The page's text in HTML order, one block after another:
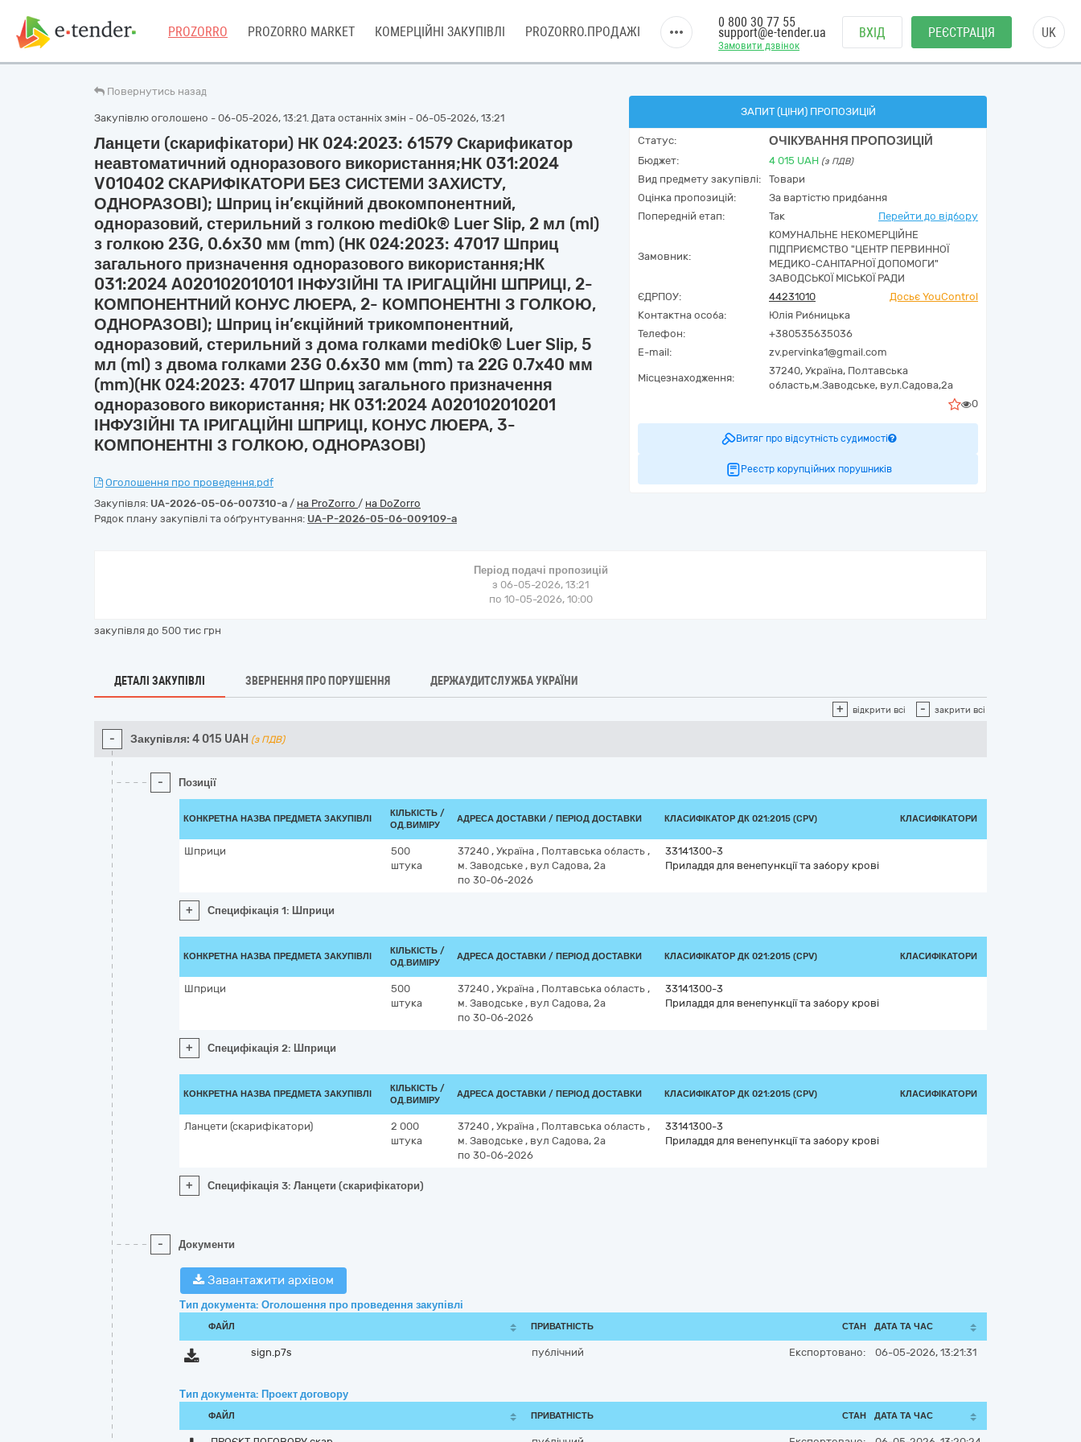
PROZORRO PROZORRO MARKET КОМЕРЦІЙНІ ЗАКУПІВЛІ PROZORRO.ПРОДАЖІ
Замовити дзвінок
0 800 30 77 55
support@e-tender.ua ВХІД РЕЄСТРАЦІЯ UK
Повернутись назад
Закупівлю оголошено - 06-05-2026, 13:21. Дата останніх змін - 06-05-2026, 13:21
Ланцети (скарифікатори) НК 024:2023: 61579 Скарификатор
неавтоматичний одноразового використання;НК 031:2024
V010402 СКАРИФІКАТОРИ БЕЗ СИСТЕМИ ЗАХИСТУ,
ОДНОРАЗОВІ); Шприц ін’єкційний двокомпонентний,
одноразовий, стерильний з голкою mediOk® Luer Slip, 2 мл (ml)
з голкою 23G, 0.6x30 мм (mm) (НК 024:2023: 47017 Шприц
загального призначення одноразового використання;НК
031:2024 A020102010101 ІНФУЗІЙНІ ТА ІРИГАЦІЙНІ ШПРИЦІ, 2-
КОМПОНЕНТНИЙ КОНУС ЛЮЕРА, 2- КОМПОНЕНТНІ З ГОЛКОЮ,
ОДНОРАЗОВІ); Шприц ін’єкційний трикомпонентний,
одноразовий, стерильний з дома голками mediOk® Luer Slip, 5
мл (ml) з двома голками 23G 0.6x30 мм (mm) та 22G 0.7x40 мм
(mm)(НК 024:2023: 47017 Шприц загального призначення
одноразового використання; НК 031:2024 A020102010201
ІНФУЗІЙНІ ТА ІРИГАЦІЙНІ ШПРИЦІ, КОНУС ЛЮЕРА, 3-
КОМПОНЕНТНІ З ГОЛКОЮ, ОДНОРАЗОВІ)
Оголошення про проведення.pdf
Закупівля: UA-2026-05-06-007310-a / на ProZorro / на DoZorro
Рядок плану закупівлі та обґрунтування: UA-P-2026-05-06-009109-a
ЗАПИТ (ЦІНИ) ПРОПОЗИЦІЙ
Статус: ОЧІКУВАННЯ ПРОПОЗИЦІЙ
Бюджет: 4 015 UAH (з ПДВ)
Вид предмету закупівлі:
Товари
Оцінка пропозицій:
За вартістю придбання
Попередній етап:
Так Перейти до відбору
Замовник:
КОМУНАЛЬНЕ НЕКОМЕРЦІЙНЕ
ПІДПРИЄМСТВО "ЦЕНТР ПЕРВИННОЇ
МЕДИКО-САНІТАРНОЇ ДОПОМОГИ"
ЗАВОДСЬКОЇ МІСЬКОЇ РАДИ
ЄДРПОУ:
44231010
Досьє YouControl
Контактна особа:
Юлія Рибницька
Телефон:
+380535635036
E-mail:
zv.pervinka1@gmail.com
Місцезнаходження:
37240, Україна, Полтавська
область,м.Заводське, вул.Садова,2а
0
Витяг про відсутність судимості
Реєстр корупційних порушників
Період подачі пропозицій
з 06-05-2026, 13:21
по 10-05-2026, 10:00
закупівля до 500 тис грн
ДЕТАЛІ ЗАКУПІВЛІ ЗВЕРНЕННЯ ПРО ПОРУШЕННЯ ДЕРЖАУДИТСЛУЖБА УКРАЇНИ
+ відкрити всі - закрити всі
- Закупівля: 4 015 UAH (з ПДВ)
- Позиції
КОНКРЕТНА НАЗВА ПРЕДМЕТА ЗАКУПІВЛІ
КІЛЬКІСТЬ /
ОД.ВИМІРУ
АДРЕСА ДОСТАВКИ / ПЕРІОД ДОСТАВКИ КЛАСИФІКАТОР ДК 021:2015 (CPV) КЛАСИФІКАТОРИ
Шприци
500
штука
37240 , Україна , Полтавська область ,
м. Заводське , вул Садова, 2а
по 30-06-2026
33141300-3
Приладдя для венепункції та забору крові
+ Специфікація 1: Шприци
КОНКРЕТНА НАЗВА ПРЕДМЕТА ЗАКУПІВЛІ
КІЛЬКІСТЬ /
ОД.ВИМІРУ
АДРЕСА ДОСТАВКИ / ПЕРІОД ДОСТАВКИ КЛАСИФІКАТОР ДК 021:2015 (CPV) КЛАСИФІКАТОРИ
Шприци
500
штука
37240 , Україна , Полтавська область ,
м. Заводське , вул Садова, 2а
по 30-06-2026
33141300-3
Приладдя для венепункції та забору крові
+ Специфікація 2: Шприци
КОНКРЕТНА НАЗВА ПРЕДМЕТА ЗАКУПІВЛІ
КІЛЬКІСТЬ /
ОД.ВИМІРУ
АДРЕСА ДОСТАВКИ / ПЕРІОД ДОСТАВКИ КЛАСИФІКАТОР ДК 021:2015 (CPV) КЛАСИФІКАТОРИ
Ланцети (скарифікатори)
2 000
штука
37240 , Україна , Полтавська область ,
м. Заводське , вул Садова, 2а
по 30-06-2026
33141300-3
Приладдя для венепункції та забору крові
+ Специфікація 3: Ланцети (скарифікатори)
- Документи
Завантажити архівом
Тип документа: Оголошення про проведення закупівлі
ФАЙЛ ПРИВАТНІСТЬ СТАН ДАТА ТА ЧАС
sign.p7s публічний Експортовано: 06-05-2026, 13:21:31
Тип документа: Проект договору
ФАЙЛ ПРИВАТНІСТЬ СТАН ДАТА ТА ЧАС